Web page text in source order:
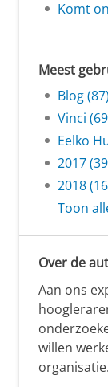
Komt
Meest
Blog (87)
Vinci
Eelko
2017
2018
Toon
Over de
Aan ons
willen
organisatie.